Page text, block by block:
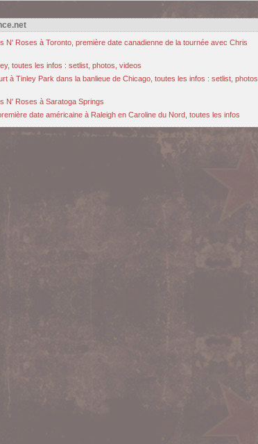
N' Roses à Toronto, première date canadienne de la tournée avec Chris
toutes les infos : setlist, photos, videos
à Tinley Park dans la banlieue de Chicago, toutes les infos : setlist, photos,
N' Roses à Saratoga Springs
date américaine à Raleigh en Caroline du Nord, toutes les infos